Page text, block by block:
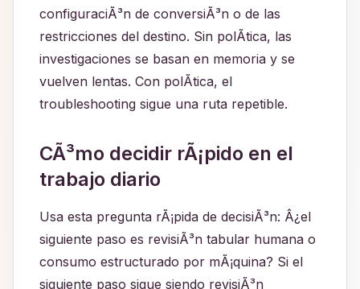
configuraciÃ³n de conversiÃ³n o de las
restricciones del destino. Sin polÃ­tica, las
investigaciones se basan en memoria y se
vuelven lentas. Con polÃ­tica, el
troubleshooting sigue una ruta repetible.
CÃ³mo decidir rÃ¡pido en el
trabajo diario
Usa esta pregunta rÃ¡pida de decisiÃ³n: Â¿el
siguiente paso es revisiÃ³n tabular humana o
consumo estructurado por mÃ¡quina? Si el
siguiente paso sigue siendo revisiÃ³n